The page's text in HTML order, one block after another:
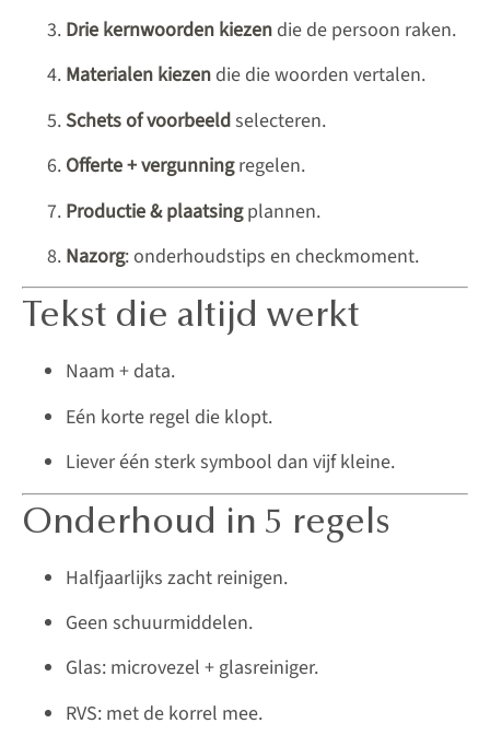
Drie kernwoorden kiezen die de persoon raken.
Materialen kiezen die die woorden vertalen.
Schets of voorbeeldselecteren.
Offerte + vergunningregelen.
Productie & plaatsingplannen.
Nazorg: onderhoudstips en checkmoment.
Tekst die altijd werkt
Naam + data.
Eén korte regel die klopt.
Liever één sterk symbool dan vijf kleine.
Onderhoud in 5 regels
Halfjaarlijks zacht reinigen.
Geen schuurmiddelen.
Glas: microvezel + glasreiniger.
RVS: met de korrel mee.